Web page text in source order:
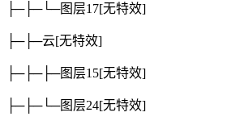
├─├─└─图层17[无特效]
├─├─云[无特效]
├─├─├─图层15[无特效]
├─├─└─图层24[无特效]